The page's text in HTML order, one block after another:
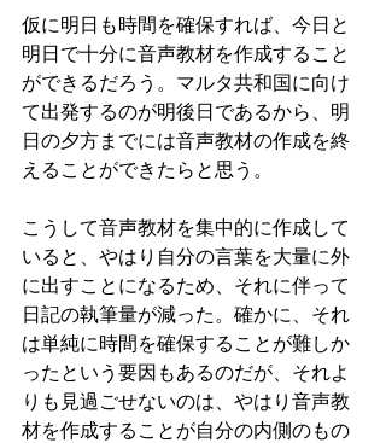
仮に明日も時間を確保すれば、今日と
明日で十分に音声教材を作成すること
ができるだろう。マルタ共和国に向け
て出発するのが明後日であるから、明
日の夕方までには音声教材の作成を終
えることができたらと思う。
こうして音声教材を集中的に作成して
いると、やはり自分の言葉を大量に外
に出すことになるため、それに伴って
日記の執筆量が減った。確かに、それ
は単純に時間を確保することが難しか
ったという要因もあるのだが、それよ
りも見過ごせないのは、やはり音声教
材を作成することが自分の内側のもの